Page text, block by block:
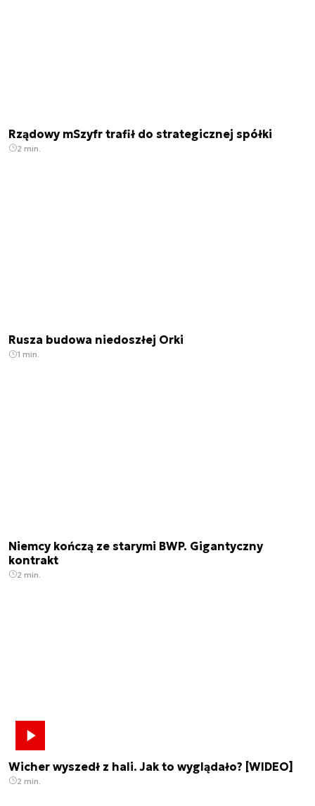
Rządowy mSzyfr trafił do strategicznej spółki
2 min.
Rusza budowa niedoszłej Orki
1 min.
Niemcy kończą ze starymi BWP. Gigantyczny
kontrakt
2 min.
Wicher wyszedł z hali. Jak to wyglądało? [WIDEO]
2 min.